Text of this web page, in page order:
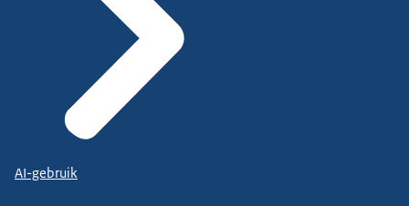
AI-gebruik